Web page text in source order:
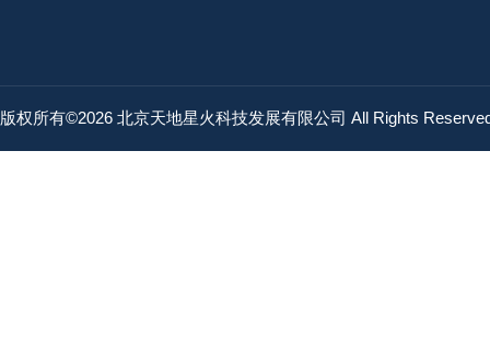
版权所有©2026 北京天地星火科技发展有限公司 All Rights